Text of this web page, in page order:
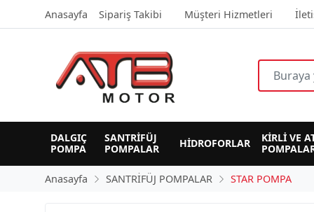
Anasayfa Sipariş Takibi Müşteri Hizmetleri
DALGIÇ
POMPA
SANTRİFÜJ
POMPALAR
HİDROFORLAR
KİRLİ VE
Anasayfa SANTRİFÜJ POMPALAR STAR POMPA